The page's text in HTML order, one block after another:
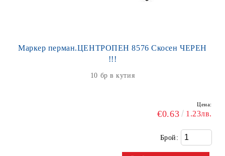
Маркер перман.ЦЕНТРОПЕН 8576 Скосен ЧЕРЕН
!!!
10 бр в кутия
Цена:
€0.63 1.23лв.
Брой: